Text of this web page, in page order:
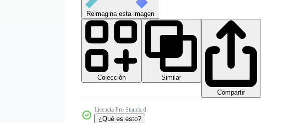
Reimagina esta imagen
Colección
Similar
Compartir
Licencia Pro Standard
¿Qué es esto?